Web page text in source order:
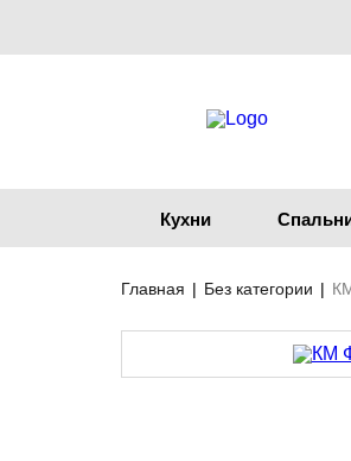
Кухни
Главная | Без категории |